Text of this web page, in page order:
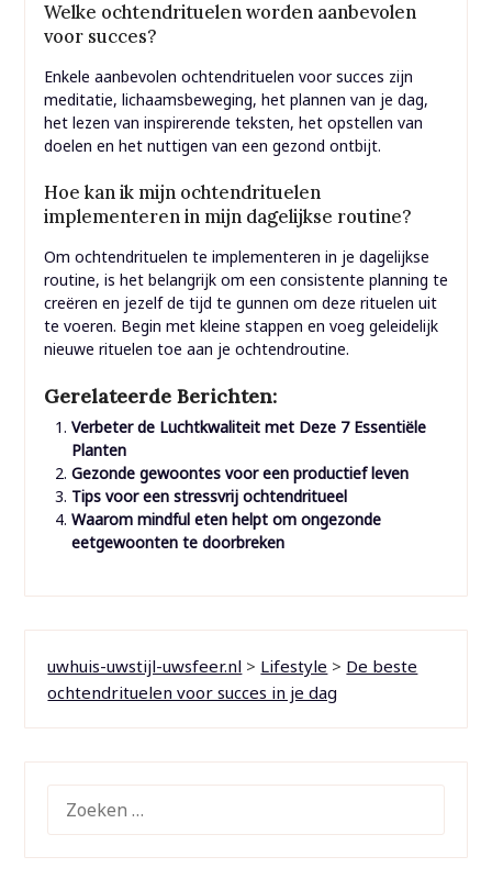
Welke ochtendrituelen worden aanbevolen
voor succes?
Enkele aanbevolen ochtendrituelen voor succes zijn
meditatie, lichaamsbeweging, het plannen van je dag,
het lezen van inspirerende teksten, het opstellen van
doelen en het nuttigen van een gezond ontbijt.
Hoe kan ik mijn ochtendrituelen
implementeren in mijn dagelijkse routine?
Om ochtendrituelen te implementeren in je dagelijkse
routine, is het belangrijk om een consistente planning te
creëren en jezelf de tijd te gunnen om deze rituelen uit
te voeren. Begin met kleine stappen en voeg geleidelijk
nieuwe rituelen toe aan je ochtendroutine.
Gerelateerde Berichten:
Verbeter de Luchtkwaliteit met Deze 7 Essentiële
Planten
Gezonde gewoontes voor een productief leven
Tips voor een stressvrij ochtendritueel
Waarom mindful eten helpt om ongezonde
eetgewoonten te doorbreken
uwhuis-uwstijl-uwsfeer.nl > Lifestyle > De beste
ochtendrituelen voor succes in je dag
NAAR: